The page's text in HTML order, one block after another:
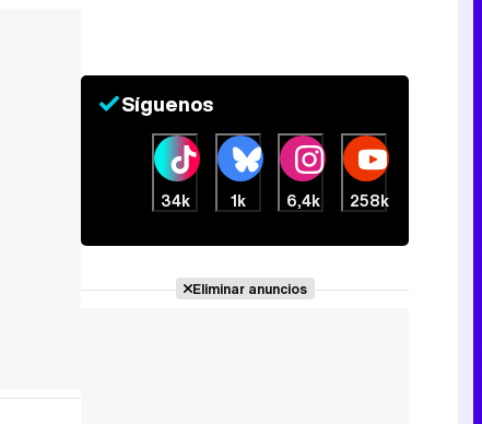
Síguenos
34k 1k 6,4k 258k
Eliminar anuncios